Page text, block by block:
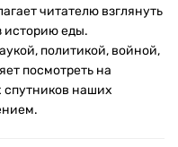
читателю взглянуть
историю еды.
политикой, войной,
посмотреть на
наших